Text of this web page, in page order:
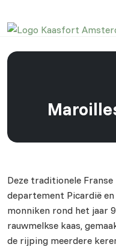
Deze traditionele
departement Picardië
monniken rond het jaar
rauwmelkse kaas,
de rijping meerdere